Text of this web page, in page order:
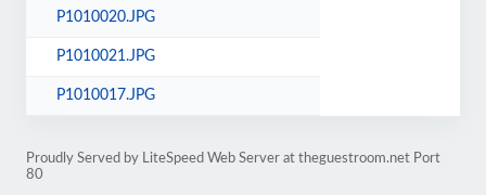
P1010020.JPG
P1010021.JPG
P1010017.JPG
Proudly Served by LiteSpeed Web Server at theguestroom.net Port
80